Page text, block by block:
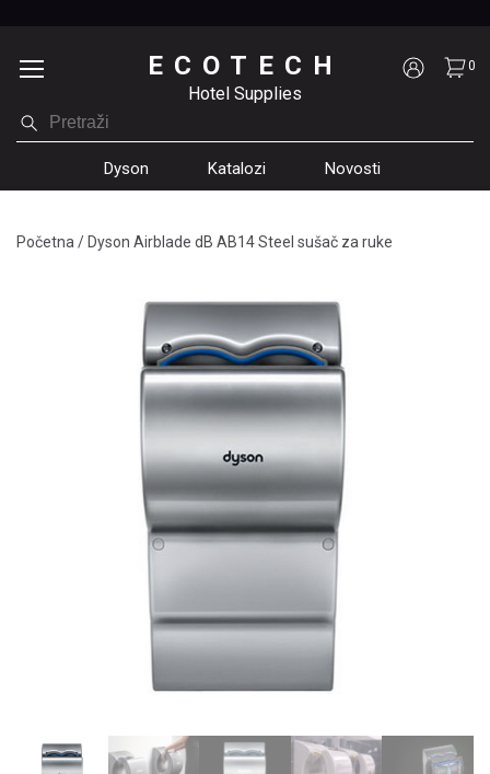
Dyson Katalozi Novosti
ECOTECH
Hotel Supplies
0
Početna /Dyson Airblade dB AB14 Steel sušač za ruke